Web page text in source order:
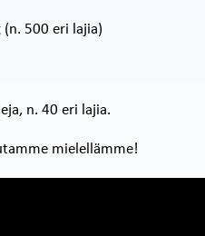
(n. 500 eri lajia)
n. 40 eri lajia.
mielellämme!